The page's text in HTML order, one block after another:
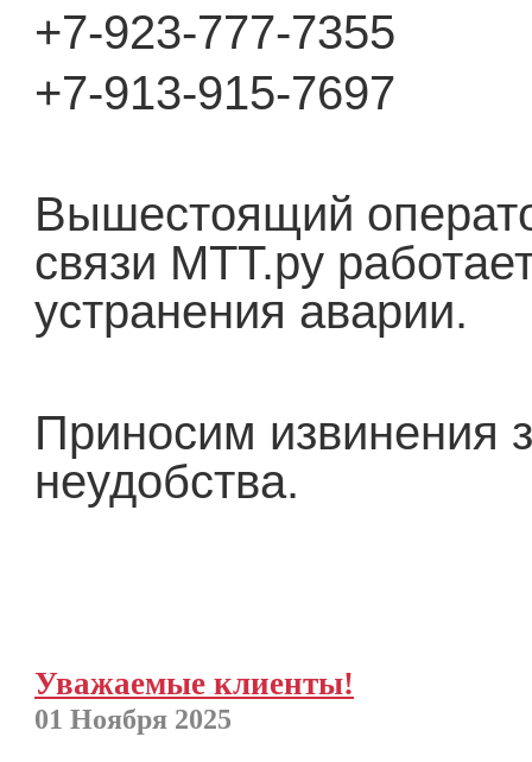
+7-923-777-7355
+7-913-915-7697
Вышестоящий
связи МТТ.ру
устранения аварии.
Приносим извинения
неудобства.
Уважаемые клиенты!
01 Ноября 2025